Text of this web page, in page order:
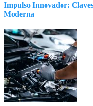
Impulso Innovador:
Moderna